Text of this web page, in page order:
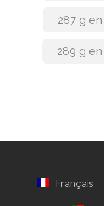
287 g
289 g